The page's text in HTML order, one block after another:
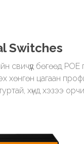
Switches
свичүүд бөгөөд
цагаан
хүнд хэзээ